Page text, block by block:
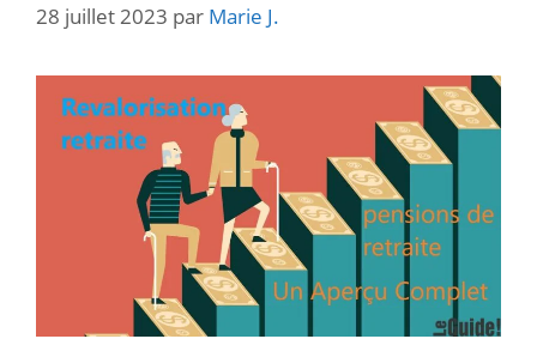
28 juillet 2023 par Marie J.